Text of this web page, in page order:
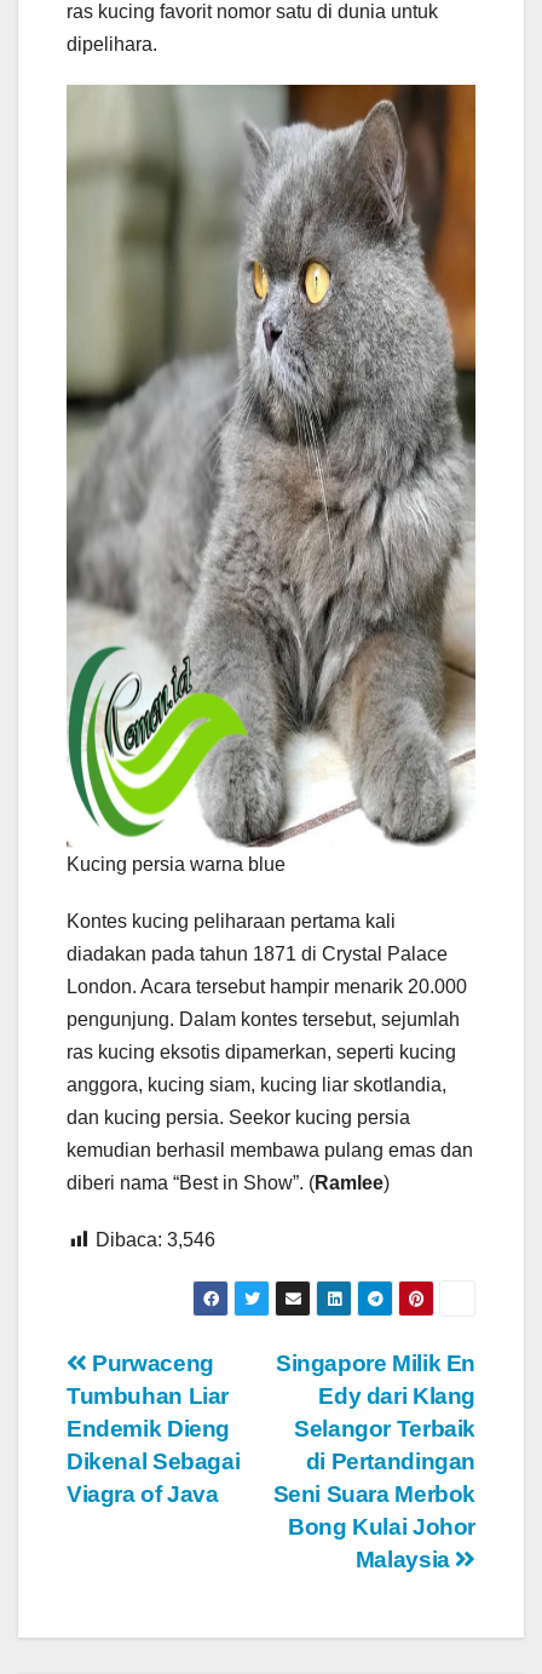
ras kucing favorit nomor satu di dunia untuk
dipelihara.
Kucing persia warna blue
Kontes kucing peliharaan pertama kali
diadakan pada tahun 1871 di Crystal Palace
London. Acara tersebut hampir menarik 20.000
pengunjung. Dalam kontes tersebut, sejumlah
ras kucing eksotis dipamerkan, seperti kucing
anggora, kucing siam, kucing liar skotlandia,
dan kucing persia. Seekor kucing persia
kemudian berhasil membawa pulang emas dan
diberi nama “Best in Show”. (Ramlee)
Dibaca: 3,546
Navigasi
pos
Singapore Milik En
Edy dari Klang
Selangor Terbaik
di Pertandingan
Seni Suara Merbok
Bong Kulai Johor
Malaysia
Purwaceng
Tumbuhan Liar
Endemik Dieng
Dikenal Sebagai
Viagra of Java